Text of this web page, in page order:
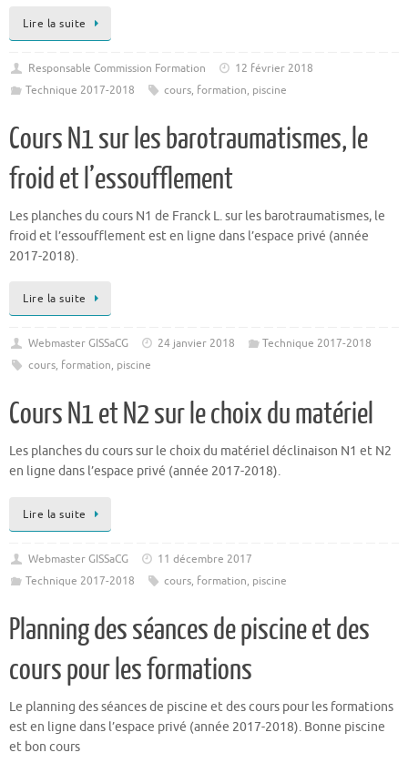
Lire la suite
Responsable Commission Formation
12 février 2018
Technique 2017-2018
cours, formation, piscine
Cours N1 sur les barotraumatismes, le
froid et l’essoufflement
Les planches du cours N1 de Franck L. sur les barotraumatismes, le
froid et l’essoufflement est en ligne dans l’espace privé (année
2017-2018).
Lire la suite
Webmaster GISSaCG 24 janvier 2018
Technique 2017-2018
cours, formation, piscine
Cours N1 et N2 sur le choix du matériel
Les planches du cours sur le choix du matériel déclinaison N1 et N2
en ligne dans l’espace privé (année 2017-2018).
Lire la suite
Webmaster GISSaCG
11 décembre 2017
Technique 2017-2018
cours, formation, piscine
Planning des séances de piscine et des
cours pour les formations
Le planning des séances de piscine et des cours pour les formations
est en ligne dans l’espace privé (année 2017-2018). Bonne piscine
et bon cours